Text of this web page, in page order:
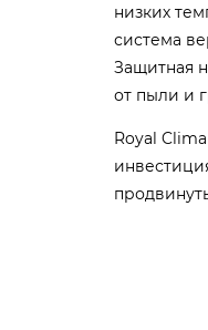
низких
система
Защитная
от пыли и
Royal